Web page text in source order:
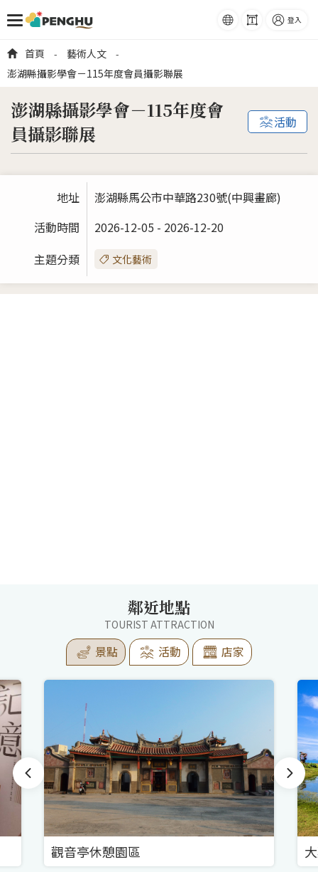
語系 字級 登入
首頁 - 藝術人文 -
澎湖縣攝影學會－115年度會員攝影聯展
澎湖縣攝影學會－115年度會
員攝影聯展
活動
地址
澎湖縣馬公市中華路230號(中興畫廊)
活動時間
2026-12-05 - 2026-12-20
主題分類
文化藝術
鄰近地點
TOURIST ATTRACTION
景點 活動 店家
觀音亭休憩園區